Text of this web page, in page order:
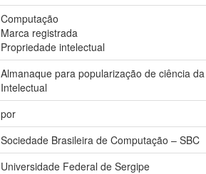
Computação
Marca registrada
Propriedade intelectual
Almanaque para popularização de ciência
Intelectual
por
Sociedade Brasileira de Computação – SBC
Universidade Federal de Sergipe